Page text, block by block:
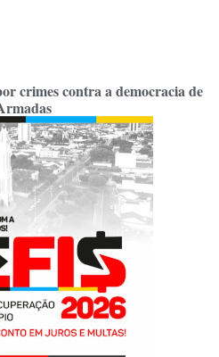
crimes contra a democracia de